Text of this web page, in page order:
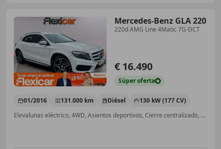
Mercedes-Benz GLA 220
220d AMG Line 4Matic 7G-DCT
€ 16.490
Súperoferta
01/2016 131.000 km Diésel
130 kW (177 CV)
Elevalunas eléctrico, 4WD, Asientos deportivos, Cierre centralizado, ABS, Llantas de aleación